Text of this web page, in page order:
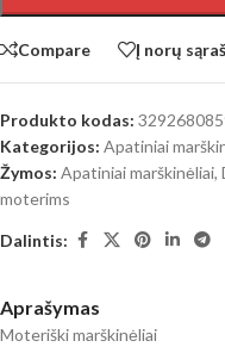
Compare Į norų
Produkto kodas:
Kategorijos: Apatiniai
Žymos: Apatiniai marškinėliai,
moterims
Dalintis:
Aprašymas
Moteriški marškinėliai